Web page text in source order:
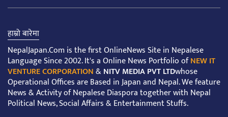
हाम्रो बारेमा
NepalJapan.Com is the first OnlineNews Site in Nepalese
Language Since 2002. It's a Online News Portfolio ofNEW IT
VENTURE CORPORATION&NITV MEDIA PVT LTDwhose
Operational Offices are Based in Japan and Nepal. We feature
News & Activity of Nepalese Diaspora together with Nepal
Political News, Social Affairs & Entertainment Stuffs.